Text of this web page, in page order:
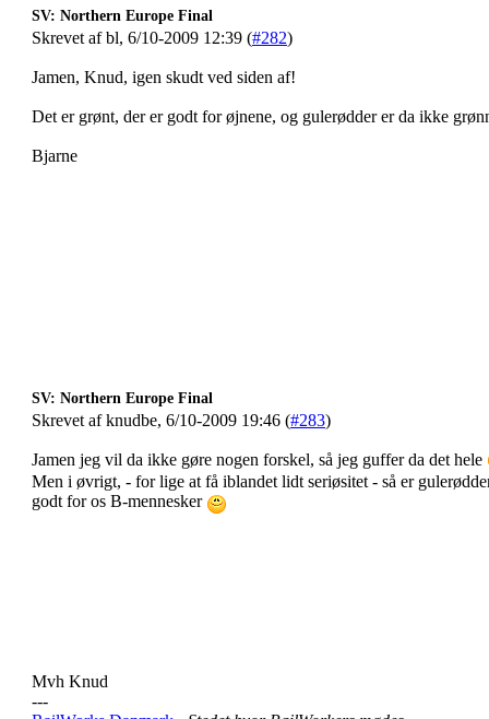
SV: Northern Europe Final
Skrevet af bl, 6/10-2009 12:39 (#282)
Jamen, Knud, igen skudt ved siden af!
Det er grønt, der er godt for øjnene, og gulerødder er da ikke
Bjarne
SV: Northern Europe Final
Skrevet af knudbe, 6/10-2009 19:46 (#283)
Jamen jeg vil da ikke gøre nogen forskel, så jeg guffer da det hele
Men i øvrigt, - for lige at få iblandet lidt seriøsitet - så er
godt for os B-mennesker
Mvh Knud
---